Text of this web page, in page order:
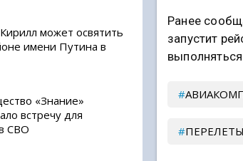
может освятить
имени Путина в
«Знание»
встречу для
СВО
Ранее
запустит
ПЕРЕЛЕТЫ